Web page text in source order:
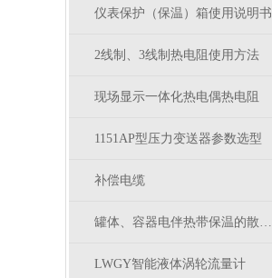
仪表保护（保温）箱使用说明书
2线制、3线制热电阻使用方法
现场显示一体化热电偶热电阻
1151AP型压力变送器参数选型
补偿电缆
罐体、容器电伴热带保温的散热量计算
LWGY智能液体涡轮流量计